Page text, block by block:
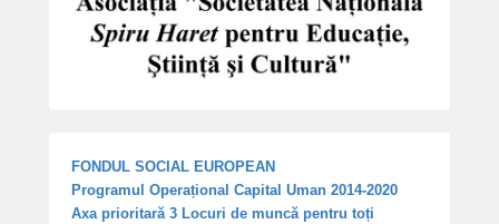
FONDUL SOCIAL EUROPEAN
Programul Operațional Capital Uman 2014-2020
Axa prioritară 3 Locuri de muncă pentru toți